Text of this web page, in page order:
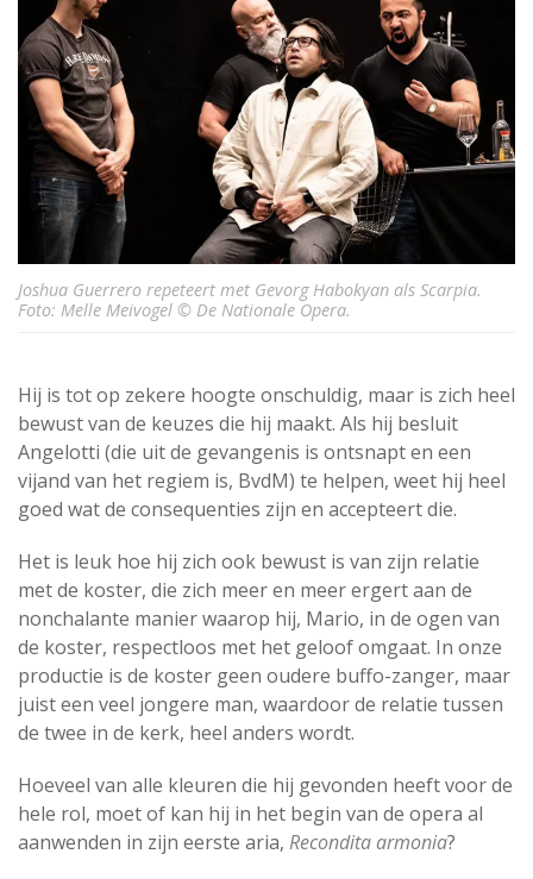
Joshua Guerrero repeteert met Gevorg Habokyan als Scarpia.
Foto: Melle Meivogel © De Nationale Opera.
Hij is tot op zekere hoogte onschuldig, maar is zich heel
bewust van de keuzes die hij maakt. Als hij besluit
Angelotti (die uit de gevangenis is ontsnapt en een
vijand van het regiem is, BvdM) te helpen, weet hij heel
goed wat de consequenties zijn en accepteert die.
Het is leuk hoe hij zich ook bewust is van zijn relatie
met de koster, die zich meer en meer ergert aan de
nonchalante manier waarop hij, Mario, in de ogen van
de koster, respectloos met het geloof omgaat. In onze
productie is de koster geen oudere buffo-zanger, maar
juist een veel jongere man, waardoor de relatie tussen
de twee in de kerk, heel anders wordt.
Hoeveel van alle kleuren die hij gevonden heeft voor de
hele rol, moet of kan hij in het begin van de opera al
aanwenden in zijn eerste aria, Recondita armonia?